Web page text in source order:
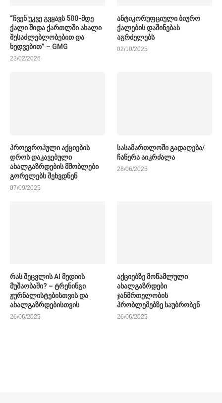
“ჩვენ უკვე გვყავს 500-მდე
ქალი შიდა ქართლში ახალი
შესაძლებლობებით და
ხედვებით” – GMG
23/02/2026
ანტიკორუფციული ბიურო
ქალების დაშინებას
აგრძელებს
02/10/2025
პროევროპული აქციების
დროს დაკავებული
ახალგაზრდების მშობლები
გორელებს შეხვდნენ
07/09/2025
სასამართლოში გადაღება/
ჩაწერა აიკრძალა
28/06/2025
რას შეცვლის AI მედიის
მუშაობაში? – ტრენინგი
ჟურნალისტებისთვის და
ახალგაზრდებისთვის
26/06/2025
აქციებზე მოწამლული
ახალგაზრდები
ჯანმრთელობის
პრობლემებზე საუბრობენ
26/06/2025